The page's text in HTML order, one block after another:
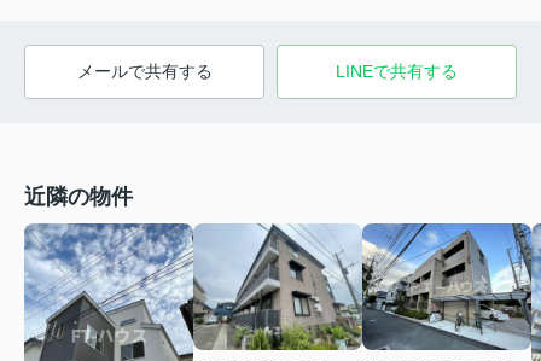
メールで共有する LINEで共有する
近隣の物件